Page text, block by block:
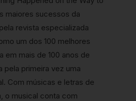
maiores sucessos da
revista especializada
um dos 100 melhores
em mais de 100 anos de
pela primeira vez uma
Com músicas e letras de
o musical conta com